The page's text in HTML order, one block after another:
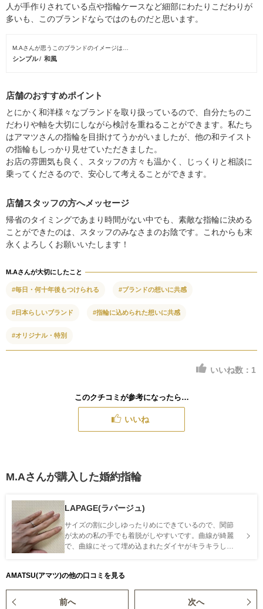
人が手作りされている点や指輪ケースなど細部にわたりこだわりが
多いも、このブランドならではのものだと思います。
M.Aさんが思うこのブランドのイメージは…
シンプル 和風
店舗のおすすめポイント
とにかく和洋様々なブランドを取り扱っているので、自分たちのこ
だわりや軸を大切にしながら検討を重ねることができます。私たち
はアマツさんの指輪を目掛けてうかがいましたが、他の和テイスト
の指輪もしっかり見せていただきました。
お店の雰囲気も良く、スタッフの方々も温かく、じっくりと相談に
乗ってくださるので、安心して考えることができます。
店舗スタッフの方へメッセージ
帰省のタイミングであまり時間がない中でも、素敵な指輪に決める
ことができたのは、スタッフのみなさまのお陰です。これからも末
永くよろしくお願いいたします！
M.Aさんが大切にしたこと
#毎日・何十年後もつけられる #ブランドの想いに共感
#日本らしいブランド #指輪に込められた想いに共感
#オリジナル・特別
いいね数： 1
このクチコミが参考になったら…
いいね
M.Aさんが購入した婚約指輪
LAPAGE(ラパージュ)
サイズの割に少しゆったりめにできているので、関節
が太めの私の手でも着脱がしやすいです。曲線が綺麗
で、曲線にそって埋め込まれたダイヤがキラキラして
AMATSU(アマツ)の他の口コミを見る
前へ 次へ